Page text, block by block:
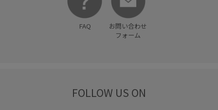
FAQ
お問い合わせ
フォーム
FOLLOW US ON